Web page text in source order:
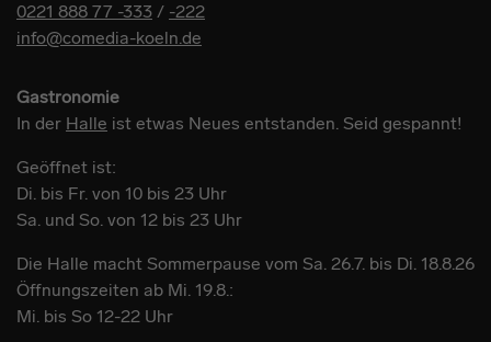
0221 888 77 -333 / -222
info@comedia-koeln.de
Gastronomie
In der Halle ist etwas Neues entstanden. Seid gespannt!
Geöffnet ist:
Di. bis Fr. von 10 bis 23 Uhr
Sa. und So. von 12 bis 23 Uhr
Die Halle macht Sommerpause vom Sa. 26.7. bis Di. 18.8.26
Öffnungszeiten ab Mi. 19.8.:
Mi. bis So 12-22 Uhr